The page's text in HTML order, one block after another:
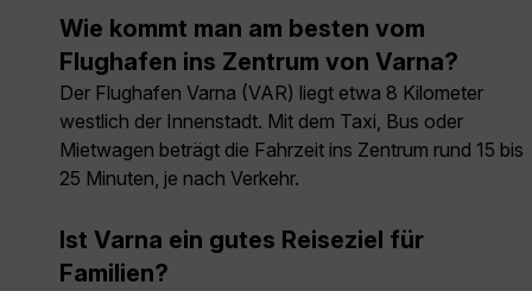
Wie kommt man am besten vom
Flughafen ins Zentrum von Varna?
Der Flughafen Varna (VAR) liegt etwa 8 Kilometer
westlich der Innenstadt. Mit dem Taxi, Bus oder
Mietwagen beträgt die Fahrzeit ins Zentrum rund 15 bis
25 Minuten, je nach Verkehr.
Ist Varna ein gutes Reiseziel für
Familien?